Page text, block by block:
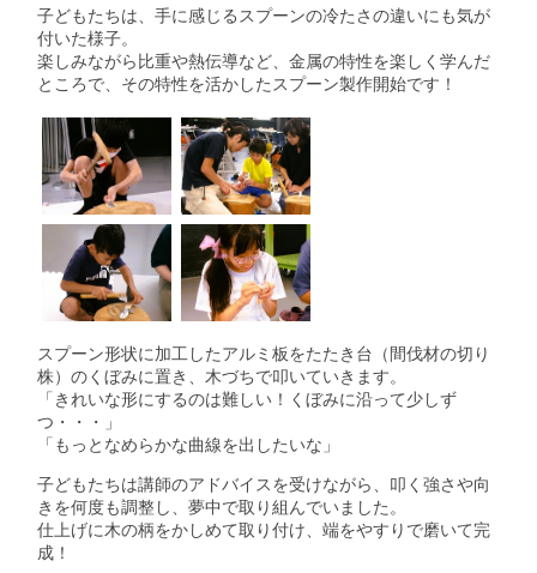
子どもたちは、手に感じるスプーンの冷たさの違いにも気が
付いた様子。
楽しみながら比重や熱伝導など、金属の特性を楽しく学んだ
ところで、その特性を活かしたスプーン製作開始です！
スプーン形状に加工したアルミ板をたたき台（間伐材の切り
株）のくぼみに置き、木づちで叩いていきます。
「きれいな形にするのは難しい！くぼみに沿って少しず
つ・・・」
「もっとなめらかな曲線を出したいな」
子どもたちは講師のアドバイスを受けながら、叩く強さや向
きを何度も調整し、夢中で取り組んでいました。
仕上げに木の柄をかしめて取り付け、端をやすりで磨いて完
成！